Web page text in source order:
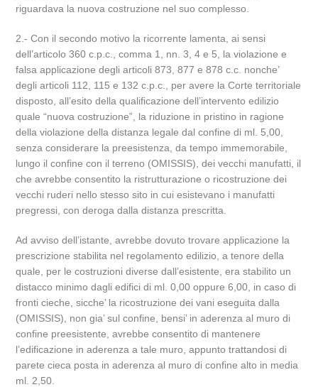
riguardava la nuova costruzione nel suo complesso.
2.- Con il secondo motivo la ricorrente lamenta, ai sensi
dell’articolo 360 c.p.c., comma 1, nn. 3, 4 e 5, la violazione e
falsa applicazione degli articoli 873, 877 e 878 c.c. nonche’
degli articoli 112, 115 e 132 c.p.c., per avere la Corte territoriale
disposto, all’esito della qualificazione dell’intervento edilizio
quale “nuova costruzione”, la riduzione in pristino in ragione
della violazione della distanza legale dal confine di ml. 5,00,
senza considerare la preesistenza, da tempo immemorabile,
lungo il confine con il terreno (OMISSIS), dei vecchi manufatti, il
che avrebbe consentito la ristrutturazione o ricostruzione dei
vecchi ruderi nello stesso sito in cui esistevano i manufatti
pregressi, con deroga dalla distanza prescritta.
Ad avviso dell’istante, avrebbe dovuto trovare applicazione la
prescrizione stabilita nel regolamento edilizio, a tenore della
quale, per le costruzioni diverse dall’esistente, era stabilito un
distacco minimo dagli edifici di ml. 0,00 oppure 6,00, in caso di
fronti cieche, sicche’ la ricostruzione dei vani eseguita dalla
(OMISSIS), non gia’ sul confine, bensi’ in aderenza al muro di
confine preesistente, avrebbe consentito di mantenere
l’edificazione in aderenza a tale muro, appunto trattandosi di
parete cieca posta in aderenza al muro di confine alto in media
ml. 2,50.